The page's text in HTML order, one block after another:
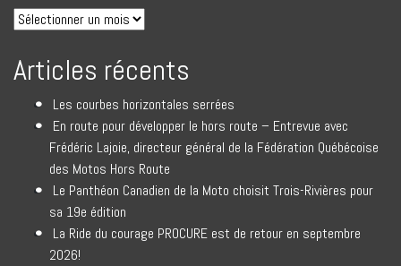
Articles récents
Les courbes horizontales serrées
En route pour développer le hors route – Entrevue avec
Frédéric Lajoie, directeur général de la Fédération Québécoise
des Motos Hors Route
Le Panthéon Canadien de la Moto choisit Trois-Rivières pour
sa 19e édition
La Ride du courage PROCURE est de retour en septembre
2026!